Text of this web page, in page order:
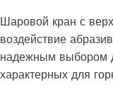
Шаровой кран с
воздействие
надежным выбором
характерных для